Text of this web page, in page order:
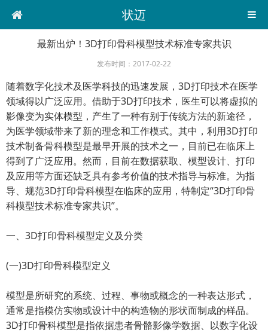
状迈
最新出炉！3D打印骨科模型技术标准专家共识
发布时间：2017-02-22
随着数字化技术及医学科技的迅速发展，3D打印技术在医学
领域得以广泛应用。借助于3D打印技术，医生可以将虚拟的
影像变为实体模型，产生了一种有别于传统方法的新途径，
为医学领域带来了新的理念和工作模式。其中，利用3D打印
技术制备骨科模型是最早开展的技术之一，目前已在临床上
得到了广泛应用。然而，目前在数据获取、模型设计、打印
及应用等方面还缺乏具有参考价值的技术指导与标准。为指
导、规范3D打印骨科模型在临床的应用，特制定“3D打印骨
科模型技术标准专家共识”。
一、3D打印骨科模型定义及分类
(一)3D打印骨科模型定义
模型是所研究的系统、过程、事物或概念的一种表达形式，
通常是指模仿实物或设计中的构造物的形状而制成的样品。
3D打印骨科模型是指依据患者骨骼影像学数据、以数字化设